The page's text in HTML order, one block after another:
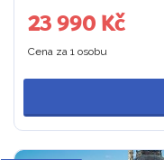
23 990 Kč
Cena za 1 osobu